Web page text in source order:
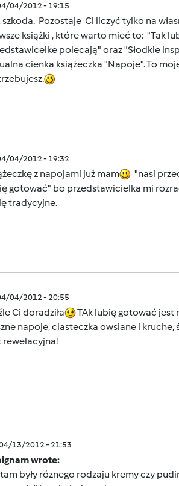
04/2012 - 19:15
szkoda. Pozostaje Ci liczyć tylko na
książki , które warto mieć to: "Tak
polecają" oraz "Słodkie
cienka książeczka "Napoje". To
04/2012 - 19:32
z napojami już mam
"nasi
gotować" bo przedstawicielka mi
tradycyjne.
04/2012 - 20:55
Ci doradziła
TAk lubię gotować jest
napoje, ciasteczka owsiane i
rewelacyjna!
13/2012 - 21:53
wrote:
tam były róznego rodzaju kremy czy